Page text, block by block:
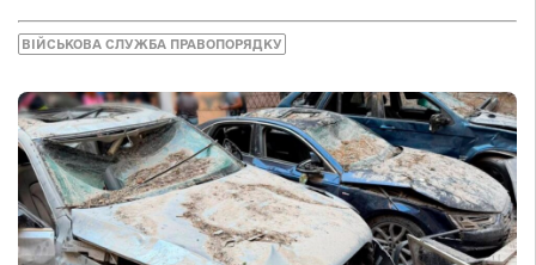
ВІЙСЬКОВА СЛУЖБА ПРАВОПОРЯДКУ